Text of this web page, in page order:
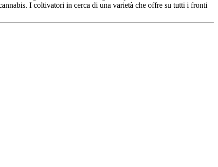
I coltivatori in cerca di una varietà che offre su tutti i fronti